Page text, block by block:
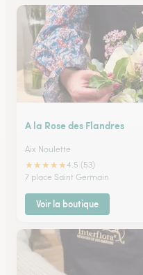
A la Rose des Flandres
Aix Noulette
★★★★★4.5 (53)
7 place Saint Germain
Voir la boutique